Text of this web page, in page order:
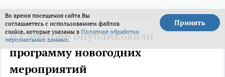
Во время посещения сайта Вы
соглашаетесь с использованием файлов
cookie, которые указаны в Политике обработки
персональных данных.
Принять
В Саратове опубликовали
программу новогодних
мероприятий